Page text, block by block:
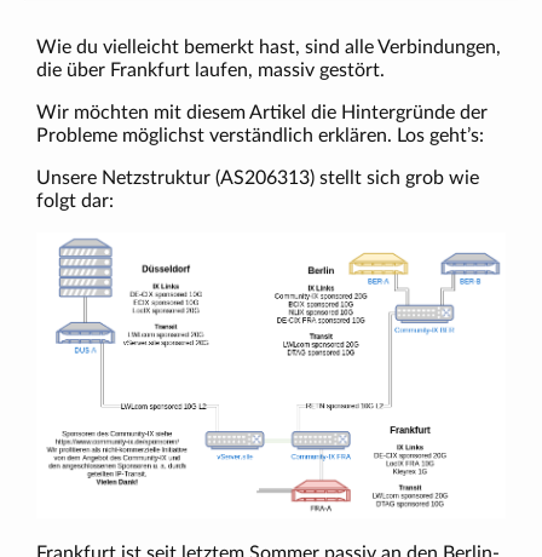
Wie du vielleicht bemerkt hast, sind alle Verbindungen,
die über Frankfurt laufen, massiv gestört.
Wir möchten mit diesem Artikel die Hintergründe der
Probleme möglichst verständlich erklären. Los geht’s:
Unsere Netzstruktur (AS206313) stellt sich grob wie
folgt dar: